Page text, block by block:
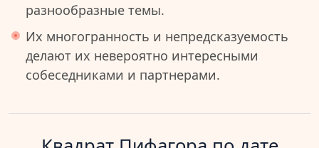
разнообразные темы.
Их многогранность и непредсказуемость
делают их невероятно интересными
собеседниками и партнерами.